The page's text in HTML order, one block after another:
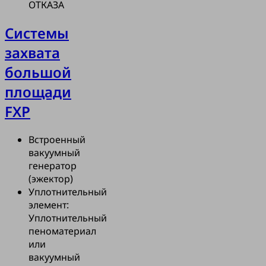
ОТКАЗА
Системы
захвата
большой
площади
FXP
Встроенный
вакуумный
генератор
(эжектор)
Уплотнительный
элемент:
Уплотнительный
пеноматериал
или
вакуумный